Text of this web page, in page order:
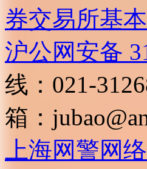
券交易所基
沪公网安备
线：021-
箱：
上海网警网